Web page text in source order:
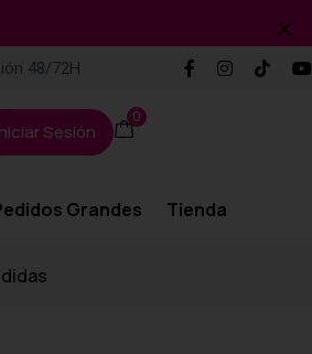
48/72H
Sesión
0
Grandes Tienda